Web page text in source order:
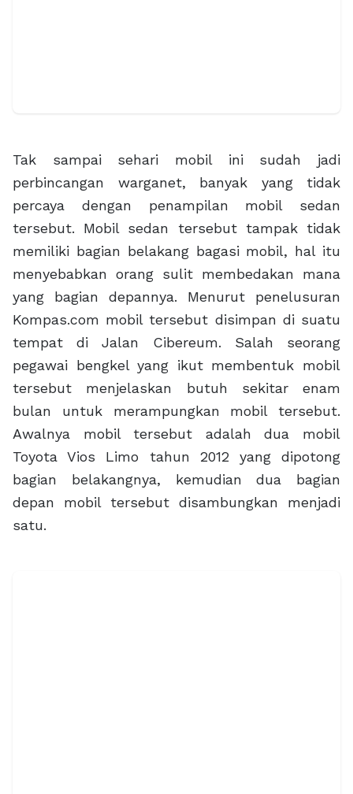
Tak sampai sehari mobil ini sudah jadi
perbincangan warganet, banyak yang tidak
percaya dengan penampilan mobil sedan
tersebut. Mobil sedan tersebut tampak tidak
memiliki bagian belakang bagasi mobil, hal itu
menyebabkan orang sulit membedakan mana
yang bagian depannya. Menurut penelusuran
Kompas.com mobil tersebut disimpan di suatu
tempat di Jalan Cibereum. Salah seorang
pegawai bengkel yang ikut membentuk mobil
tersebut menjelaskan butuh sekitar enam
bulan untuk merampungkan mobil tersebut.
Awalnya mobil tersebut adalah dua mobil
Toyota Vios Limo tahun 2012 yang dipotong
bagian belakangnya, kemudian dua bagian
depan mobil tersebut disambungkan menjadi
satu.